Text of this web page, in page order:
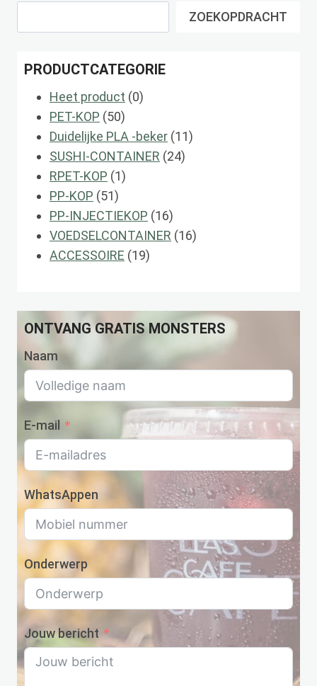
ZOEKOPDRACHT
PRODUCTCATEGORIE
Heet product 00
PET-KOP 5050
producten
Duidelijke PLA -beker 1111
SUSHI-CONTAINER 2424
RPET-KOP 11
PP-KOP 5151
producten
PP-INJECTIEKOP 1616
producten
VOEDSELCONTAINER 1616
ACCESSOIRE 1919
ONTVANG GRATIS MONSTERS
Naam
E-mail
WhatsAppen
Onderwerp
Jouw bericht